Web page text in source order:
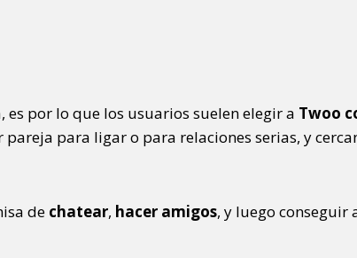
por lo que los usuarios suelen elegir a Twoo
para ligar o para relaciones serias, y
de chatear, hacer amigos, y luego conseguir